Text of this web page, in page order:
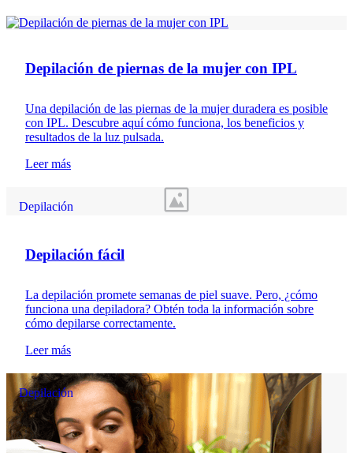
Depilación de piernas de la mujer con IPL
Una depilación de las piernas de la mujer duradera es posible
con IPL. Descubre aquí cómo funciona, los beneficios y
resultados de la luz pulsada.
Leer más
Depilación
Depilación fácil
La depilación promete semanas de piel suave. Pero, ¿cómo
funciona una depiladora? Obtén toda la información sobre
cómo depilarse correctamente.
Leer más
Depilación